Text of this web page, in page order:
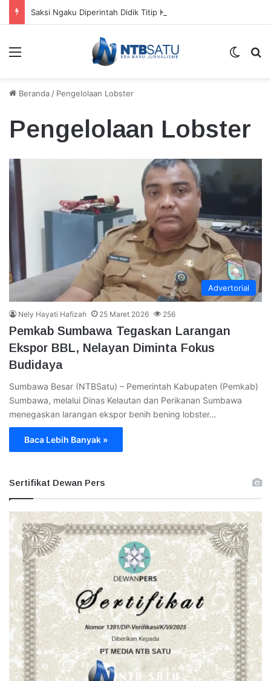
Menu
Beranda / Pengelolaan Lobster
Pengelolaan Lobster
Advertorial
Nely Hayati Hafizah 25 Maret 2026 256
Pemkab Sumbawa Tegaskan Larangan
Ekspor BBL, Nelayan Diminta Fokus
Budidaya
Sumbawa Besar (NTBSatu) – Pemerintah Kabupaten (Pemkab)
Sumbawa, melalui Dinas Kelautan dan Perikanan Sumbawa
menegaskan larangan ekspor benih bening lobster…
Baca Lebih Banyak »
Sertifikat Dewan Pers